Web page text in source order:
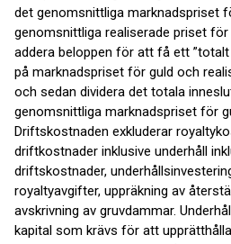
det genomsnittliga marknadspriset
genomsnittliga realiserade priset
addera beloppen för att få ett
på marknadspriset för guld och
och sedan dividera det totala
genomsnittliga marknadspriset för
Driftskostnaden exkluderar
driftkostnader inklusive underhåll
driftskostnader,
royaltyavgifter, uppräkning av
avskrivning av gruvdammar.
kapital som krävs för att